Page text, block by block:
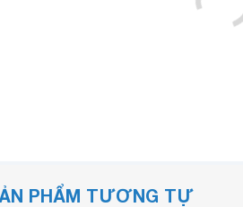
PHẨM TƯƠNG TỰ